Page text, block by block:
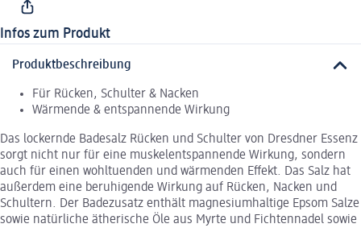
Infos zum Produkt
Produktbeschreibung
Für Rücken, Schulter & Nacken
Wärmende & entspannende Wirkung
Das lockernde Badesalz Rücken und Schulter von Dresdner Essenz
sorgt nicht nur für eine muskelentspannende Wirkung, sondern
auch für einen wohltuenden und wärmenden Effekt. Das Salz hat
außerdem eine beruhigende Wirkung auf Rücken, Nacken und
Schultern. Der Badezusatz enthält magnesiumhaltige Epsom Salze
sowie natürliche ätherische Öle aus Myrte und Fichtennadel sowie